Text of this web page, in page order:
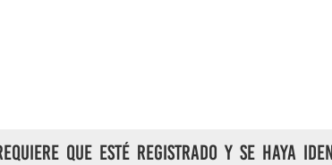
que esté registrado y se haya